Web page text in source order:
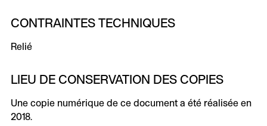
CONTRAINTES TECHNIQUES
Relié
LIEU DE CONSERVATION DES COPIES
Une copie numérique de ce document a été réalisée en
2018.